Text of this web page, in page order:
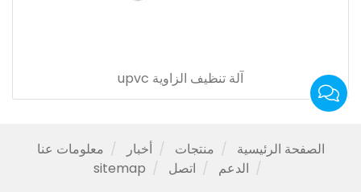
آلة تنظيف الزاوية upvc
الصفحة الرئيسية منتجات أخبار
معلومات عنا
الدعم
اتصل
sitemap